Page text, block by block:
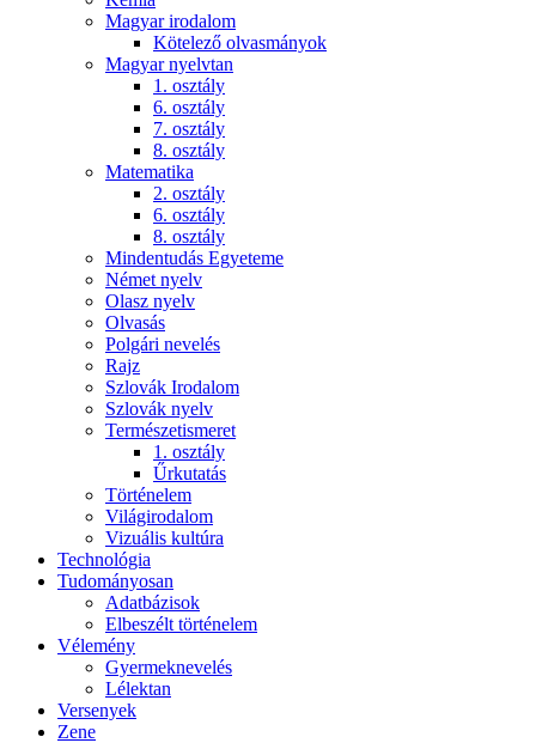
Magyar irodalom
Kötelező olvasmányok
Magyar nyelvtan
1. osztály
6. osztály
7. osztály
8. osztály
Matematika
2. osztály
6. osztály
8. osztály
Mindentudás Egyeteme
Német nyelv
Olasz nyelv
Olvasás
Polgári nevelés
Rajz
Szlovák Irodalom
Szlovák nyelv
Természetismeret
1. osztály
Űrkutatás
Történelem
Világirodalom
Vizuális kultúra
Technológia
Tudományosan
Adatbázisok
Elbeszélt történelem
Vélemény
Gyermeknevelés
Lélektan
Versenyek
Zene